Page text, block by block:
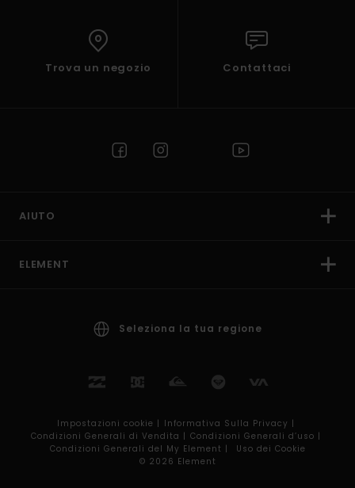
Trova un negozio Contattaci
AIUTO
ELEMENT
Seleziona la tua regione
Impostazioni cookie | Informativa Sulla Privacy |
Condizioni Generali di Vendita | Condizioni Generali d’uso |
Condizioni Generali del My Element |
Uso dei Cookie
© 2026 Element